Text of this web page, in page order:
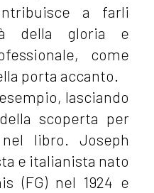
a farli
della gloria e
come
porta accanto.
lasciando
scoperta per
libro. Joseph
e italianista nato
(FG) nel 1924 e